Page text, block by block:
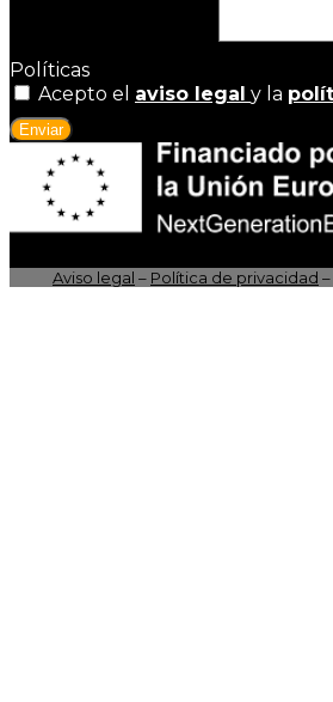
Políticas
Acepto el aviso legal y la
Enviar
Aviso legal – Política de privacidad –